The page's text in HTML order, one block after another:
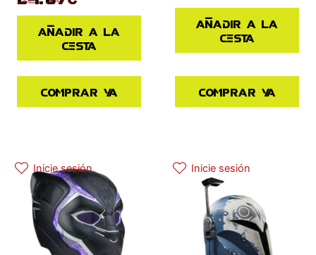
Añadir a la
cesta
Comprar ya
Añadir a la
cesta
Comprar ya
Inicie sesión Inicie sesión